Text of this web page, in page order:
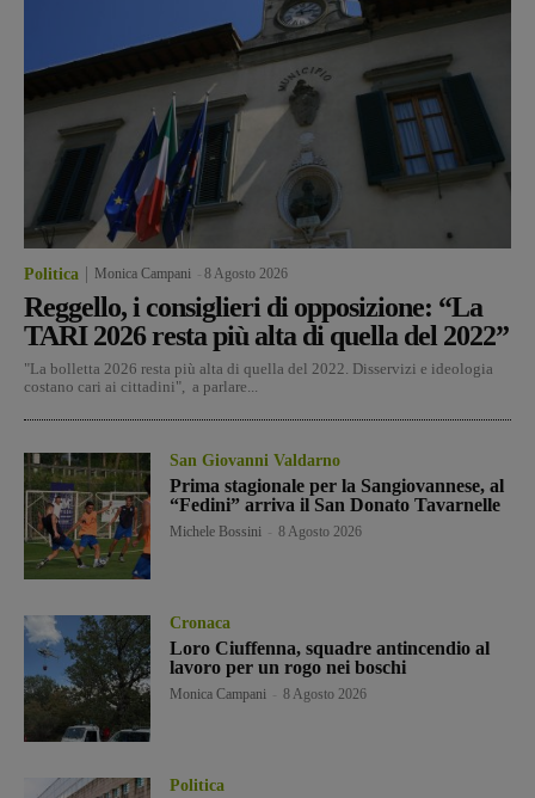
Politica Monica Campani 8 Agosto 2026
Reggello, i consiglieri di opposizione: “La
TARI 2026 resta più alta di quella del 2022”
"La bolletta 2026 resta più alta di quella del 2022. Disservizi e ideologia
costano cari ai cittadini", a parlare...
San Giovanni Valdarno
Prima stagionale per la Sangiovannese, al
“Fedini” arriva il San Donato Tavarnelle
Michele Bossini 8 Agosto 2026
Cronaca
Loro Ciuffenna, squadre antincendio al
lavoro per un rogo nei boschi
Monica Campani 8 Agosto 2026
Politica